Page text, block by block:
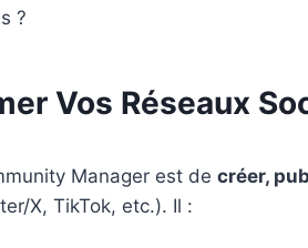
?
Vos Réseaux
Manager est de créer,
X, TikTok, etc.). Il :